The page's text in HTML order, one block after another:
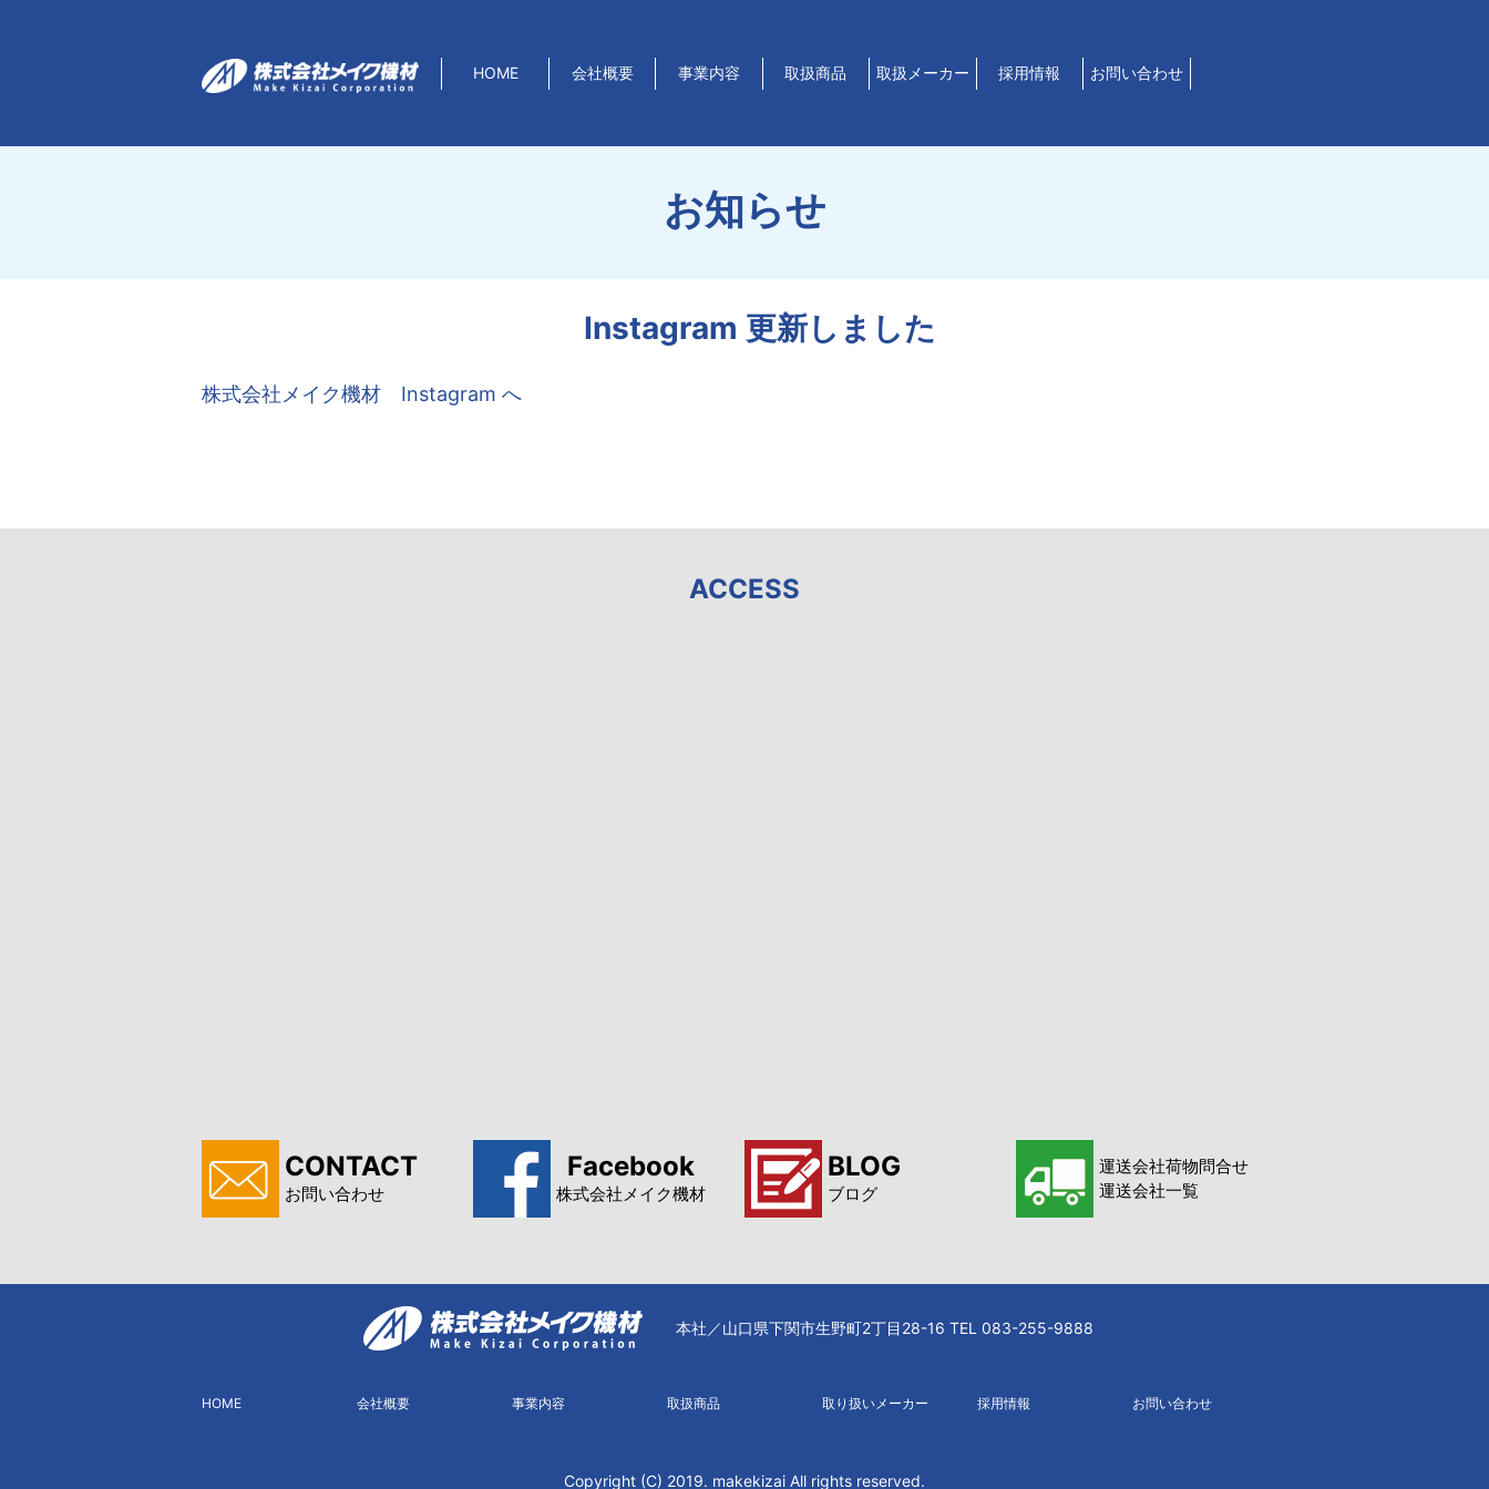
HOME 会社概要 事業内容 取扱商品 取扱メーカー 採用情報 お問い合わせ
お知らせ
Instagram 更新しました
株式会社メイク機材 Instagram へ
ACCESS
CONTACT
お問い合わせ
Facebook
株式会社メイク機材
BLOG
ブログ
運送会社荷物問合せ
運送会社一覧
本社／山口県下関市生野町2丁目28-16 TEL 083-255-9888
HOME 会社概要 事業内容 取扱商品 取り扱いメーカー 採用情報 お問い合わせ
Copyright (C) 2019. makekizai All rights reserved.